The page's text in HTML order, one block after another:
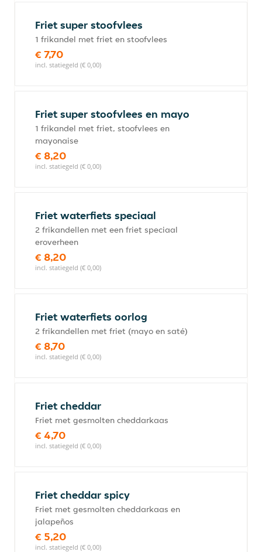
Friet super stoofvlees
1 frikandel met friet en stoofvlees
€ 7,70
incl. statiegeld (€ 0,00)
Friet super stoofvlees en mayo
1 frikandel met friet, stoofvlees en
mayonaise
€ 8,20
incl. statiegeld (€ 0,00)
Friet waterfiets speciaal
2 frikandellen met een friet speciaal
eroverheen
€ 8,20
incl. statiegeld (€ 0,00)
Friet waterfiets oorlog
2 frikandellen met friet (mayo en saté)
€ 8,70
incl. statiegeld (€ 0,00)
Friet cheddar
Friet met gesmolten cheddarkaas
€ 4,70
incl. statiegeld (€ 0,00)
Friet cheddar spicy
Friet met gesmolten cheddarkaas en
jalapeños
€ 5,20
incl. statiegeld (€ 0,00)